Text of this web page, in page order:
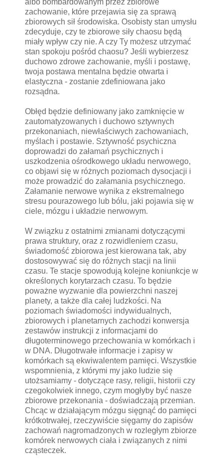
zachowanie, które przejawia się za sprawą
zbiorowych sił środowiska. Osobisty stan umysłu
zdecyduje, czy te zbiorowe siły chaosu będą
miały wpływ czy nie. A czy Ty możesz utrzymać
stan spokoju pośród chaosu? Jeśli wybierzesz
duchowo zdrowe zachowanie, myśli i postawę,
twoja postawa mentalna będzie otwarta i
elastyczna - zostanie zdefiniowana jako
rozsądna.
Obłęd będzie definiowany jako zamknięcie w
zautomatyzowanych i duchowo sztywnych
przekonaniach, niewłaściwych zachowaniach,
myślach i postawie. Sztywność psychiczna
doprowadzi do załamań psychicznych i
uszkodzenia ośrodkowego układu nerwowego,
co objawi się w różnych poziomach dysocjacji i
może prowadzić do załamania psychicznego.
Załamanie nerwowe wynika z ekstremalnego
stresu pourazowego lub bólu, jaki pojawia się w
ciele, mózgu i układzie nerwowym.
W związku z ostatnimi zmianami dotyczącymi
prawa struktury, oraz z rozwidleniem czasu,
świadomość zbiorowa jest kierowana tak, aby
dostosowywać się do różnych stacji na linii
czasu. Te stacje spowodują kolejne koniunkcje w
określonych korytarzach czasu. To będzie
poważne wyzwanie dla powierzchni naszej
planety, a także dla całej ludzkości. Na
poziomach świadomości indywidualnych,
zbiorowych i planetarnych zachodzi konwersja
zestawów instrukcji z informacjami do
długoterminowego przechowania w komórkach i
w DNA. Długotrwałe informacje i zapisy w
komórkach są ekwiwalentem pamięci. Wszystkie
wspomnienia, z którymi my jako ludzie się
utożsamiamy - dotyczące rasy, religii, historii czy
czegokolwiek innego, czym mogłyby być nasze
zbiorowe przekonania - doświadczają przemian.
Chcąc w działającym mózgu sięgnąć do pamięci
krótkotrwałej, rzeczywiście sięgamy do zapisów
zachowań nagromadzonych w rozległym zbiorze
komórek nerwowych ciała i związanych z nimi
cząsteczek.